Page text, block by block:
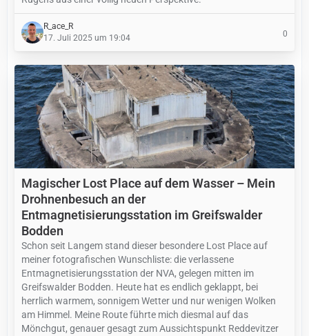
R_ace_R
17. Juli 2025 um 19:04
0
Magischer Lost Place auf dem Wasser – Mein
Drohnenbesuch an der
Entmagnetisierungsstation im Greifswalder
Bodden
Schon seit Langem stand dieser besondere Lost Place auf
meiner fotografischen Wunschliste: die verlassene
Entmagnetisierungsstation der NVA, gelegen mitten im
Greifswalder Bodden. Heute hat es endlich geklappt, bei
herrlich warmem, sonnigem Wetter und nur wenigen Wolken
am Himmel. Meine Route führte mich diesmal auf das
Mönchgut, genauer gesagt zum Aussichtspunkt Reddevitzer